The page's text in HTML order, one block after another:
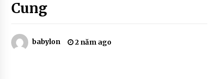
Cung
babylon 2 năm ago